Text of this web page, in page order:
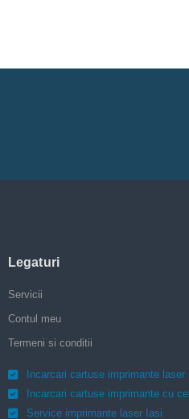
Legaturi
Servicii
Contul meu
Termeni si conditii
Incarcari cartuse imprimante laser
Incarcari cartuse imprimante cu
Service imprimante laser Iasi